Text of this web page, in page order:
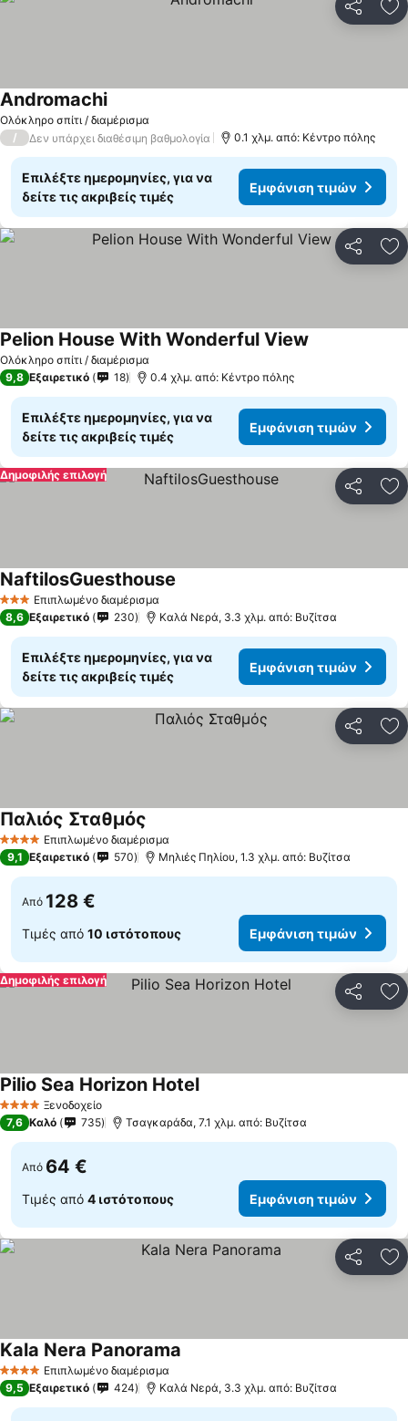
Ολόκληρο σπίτι / διαμέρισμα
Andromachi
/ Δεν υπάρχει διαθέσιμη βαθμολογία 0.1 χλμ. από: Κέντρο πόλης
Επιλέξτε ημερομηνίες, για να
δείτε τις ακριβείς τιμές
Εμφάνιση τιμών
Ολόκληρο σπίτι / διαμέρισμα
Pelion House With Wonderful View
9,8 Εξαιρετικό 18 0.4 χλμ. από: Κέντρο πόλης
Επιλέξτε ημερομηνίες, για να
δείτε τις ακριβείς τιμές
Εμφάνιση τιμών
Δημοφιλής επιλογή
3 ΑστέριαΕπιπλωμένο διαμέρισμα
NaftilosGuesthouse
8,6 Εξαιρετικό 230 Καλά Νερά, 3.3 χλμ. από: Βυζίτσα
Επιλέξτε ημερομηνίες, για να
δείτε τις ακριβείς τιμές
Εμφάνιση τιμών
4 ΑστέριαΕπιπλωμένο διαμέρισμα
Παλιός Σταθμός
9,1 Εξαιρετικό 570 Μηλιές Πηλίου, 1.3 χλμ. από: Βυζίτσα
Από 128 €
Τιμές από 10 ιστότοπους Εμφάνιση τιμών
Δημοφιλής επιλογή
4 ΑστέριαΞενοδοχείο
Pilio Sea Horizon Hotel
7,6 Καλό 735 Τσαγκαράδα, 7.1 χλμ. από: Βυζίτσα
Από 64 €
Τιμές από 4 ιστότοπους Εμφάνιση τιμών
4 ΑστέριαΕπιπλωμένο διαμέρισμα
Kala Nera Panorama
9,5 Εξαιρετικό 424 Καλά Νερά, 3.3 χλμ. από: Βυζίτσα